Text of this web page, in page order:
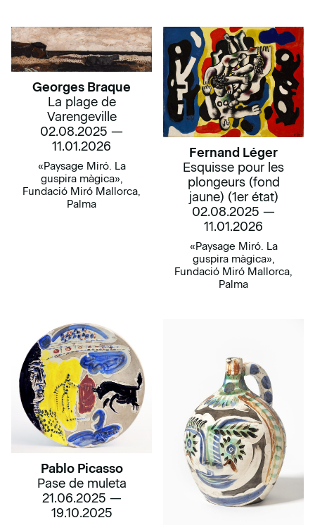
Georges Braque
La plage de
Varengeville
02.08.2025 —
11.01.2026
«Paysage Miró. La
guspira màgica»,
Fundació Miró Mallorca,
Palma
Fernand Léger
Esquisse pour les
plongeurs (fond
jaune) (1er état)
02.08.2025 —
11.01.2026
«Paysage Miró. La
guspira màgica»,
Fundació Miró Mallorca,
Palma
Pablo Picasso
Pase de muleta
21.06.2025 —
19.10.2025